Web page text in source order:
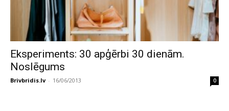
Eksperiments: 30 apģērbi 30 dienām.
Noslēgums
Brivbridis.lv - 16/06/2013 0